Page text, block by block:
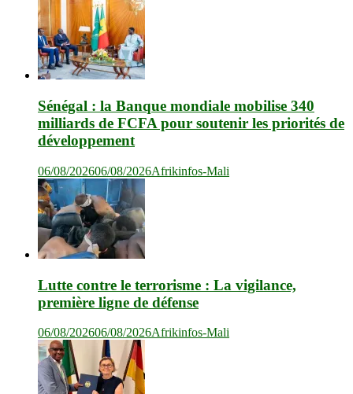
Sénégal : la Banque mondiale mobilise 340
milliards de FCFA pour soutenir les priorités de
développement
06/08/202606/08/2026Afrikinfos-Mali
Lutte contre le terrorisme : La vigilance,
première ligne de défense
06/08/202606/08/2026Afrikinfos-Mali